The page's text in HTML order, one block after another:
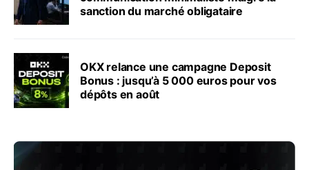
sanction du marché obligataire
OKX relance une campagne Deposit
Bonus : jusqu’à 5 000 euros pour vos
dépôts en août